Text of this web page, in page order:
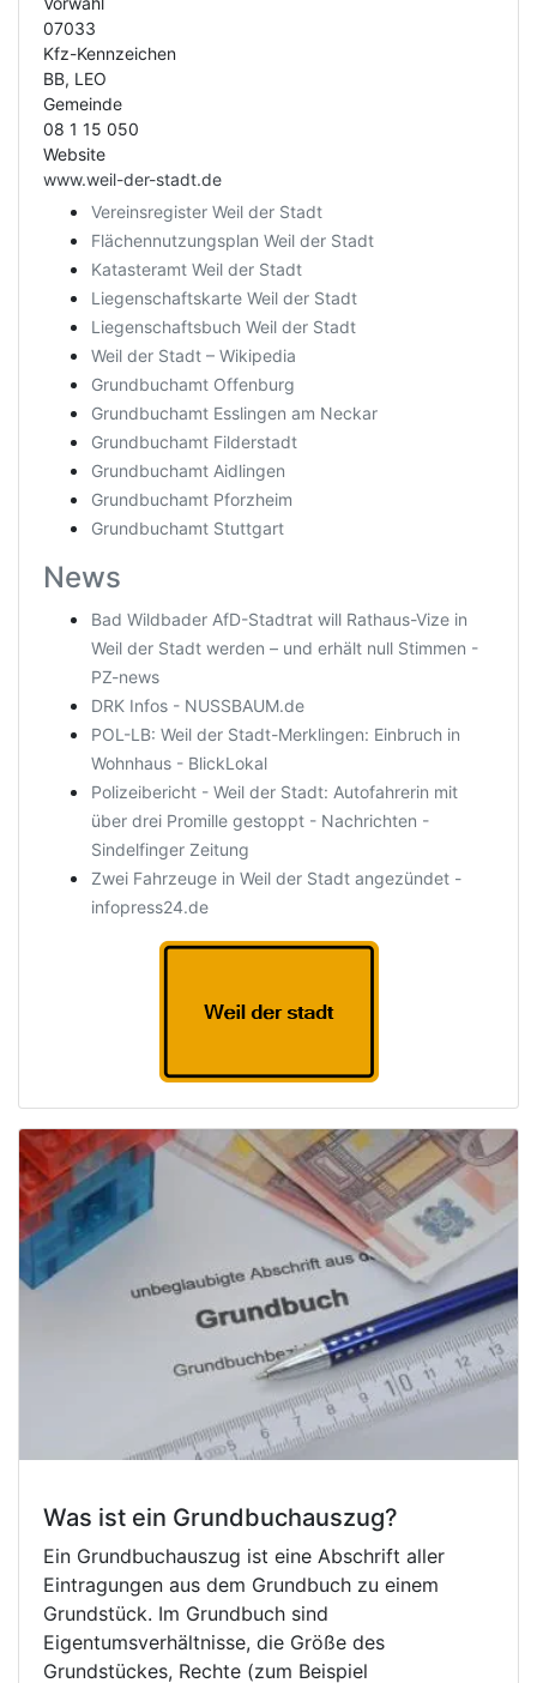
07033
Kfz-Kennzeichen
BB, LEO
Gemeinde
08 1 15 050
Website
www.weil-der-stadt.de
Vereinsregister Weil der Stadt
Flächennutzungsplan Weil der Stadt
Katasteramt Weil der Stadt
Liegenschaftskarte Weil der Stadt
Liegenschaftsbuch Weil der Stadt
Weil der Stadt – Wikipedia
Grundbuchamt Offenburg
Grundbuchamt Esslingen am Neckar
Grundbuchamt Filderstadt
Grundbuchamt Aidlingen
Grundbuchamt Pforzheim
Grundbuchamt Stuttgart
News
Bad Wildbader AfD-Stadtrat will Rathaus-Vize in
Weil der Stadt werden – und erhält null Stimmen -
PZ-news
DRK Infos - NUSSBAUM.de
POL-LB: Weil der Stadt-Merklingen: Einbruch in
Wohnhaus - BlickLokal
Polizeibericht - Weil der Stadt: Autofahrerin mit
über drei Promille gestoppt - Nachrichten -
Sindelfinger Zeitung
Zwei Fahrzeuge in Weil der Stadt angezündet -
infopress24.de
Was ist ein Grundbuchauszug?
Ein Grundbuchauszug ist eine Abschrift aller
Eintragungen aus dem Grundbuch zu einem
Grundstück. Im Grundbuch sind
Eigentumsverhältnisse, die Größe des
Grundstückes, Rechte (zum Beispiel